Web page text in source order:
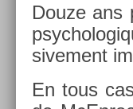
Douze ans
sive­ment
En tous